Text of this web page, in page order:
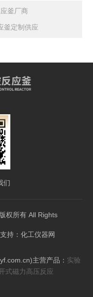
釜厂商
釜定制供应
们
权所有 All Rights
持： 化工仪器网
主营产品： 实验
式磁力高压反应